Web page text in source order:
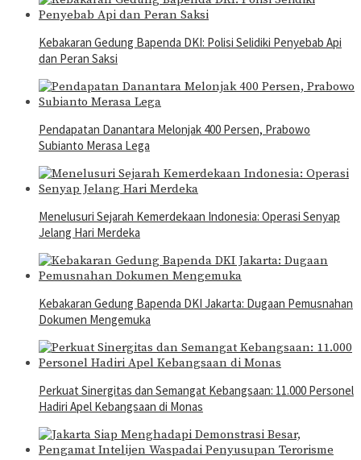
Kebakaran Gedung Bapenda DKI: Polisi Selidiki Penyebab Api
dan Peran Saksi
Pendapatan Danantara Melonjak 400 Persen, Prabowo
Subianto Merasa Lega
Menelusuri Sejarah Kemerdekaan Indonesia: Operasi Senyap
Jelang Hari Merdeka
Kebakaran Gedung Bapenda DKI Jakarta: Dugaan Pemusnahan
Dokumen Mengemuka
Perkuat Sinergitas dan Semangat Kebangsaan: 11.000 Personel
Hadiri Apel Kebangsaan di Monas